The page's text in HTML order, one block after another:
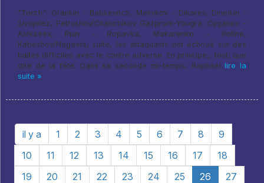
"Torch": Grankin - Babkevitch, Melnikov - Dikarev, Dineikin -
Sivojelez, Petrushov/Chanchikov Gazprom-Yougra: Ojiganov -
Alekseev, Piun - Ropavka, Makarenko - Botine,
Kabeshov/Nagaets, suite, les attaquants ont échoué sur des
balles difficiles avec le contre adverse. En principe,, tout, que
dire de la fête. Dans sa seconde mi-temps, Raphaël lire la
suite »
il y a 1 2 3 4 5 6 7 8
9
10
11 12 13 14 15 16 17
18
19
20 21 22 23 24 25 26
27